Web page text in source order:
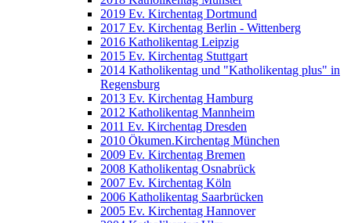
2019 Ev. Kirchentag Dortmund
2017 Ev. Kirchentag Berlin - Wittenberg
2016 Katholikentag Leipzig
2015 Ev. Kirchentag Stuttgart
2014 Katholikentag und "Katholikentag plus" in
Regensburg
2013 Ev. Kirchentag Hamburg
2012 Katholikentag Mannheim
2011 Ev. Kirchentag Dresden
2010 Ökumen.Kirchentag München
2009 Ev. Kirchentag Bremen
2008 Katholikentag Osnabrück
2007 Ev. Kirchentag Köln
2006 Katholikentag Saarbrücken
2005 Ev. Kirchentag Hannover